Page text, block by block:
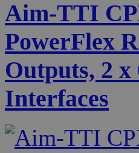
Aim-TTI
PowerFlex
Outputs, 2
Interfaces